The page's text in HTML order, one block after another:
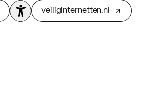
veiliginternetten.nl